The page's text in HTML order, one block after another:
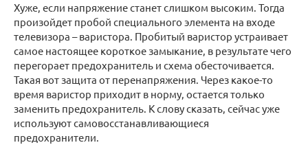
Хуже, если напряжение станет слишком высоким. Тогда
произойдет пробой специального элемента на входе
телевизора – варистора. Пробитый варистор устраивает
самое настоящее короткое замыкание, в результате чего
перегорает предохранитель и схема обесточивается.
Такая вот защита от перенапряжения. Через какое-то
время варистор приходит в норму, остается только
заменить предохранитель. К слову сказать, сейчас уже
используют самовосстанавливающиеся
предохранители.